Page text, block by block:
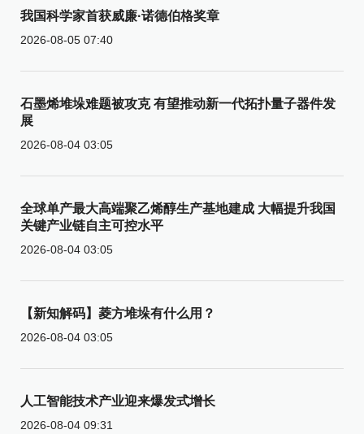
我国科学家首获威廉·诺德伯格奖章
2026-08-05 07:40
石墨烯堆垛难题被攻克 有望推动新一代拓扑量子器件发
展
2026-08-04 03:05
全球单产最大高端聚乙烯醇生产基地建成 大幅提升我国
关键产业链自主可控水平
2026-08-04 03:05
【新知解码】菱方堆垛有什么用？
2026-08-04 03:05
人工智能技术产业迎来爆发式增长
2026-08-04 09:31